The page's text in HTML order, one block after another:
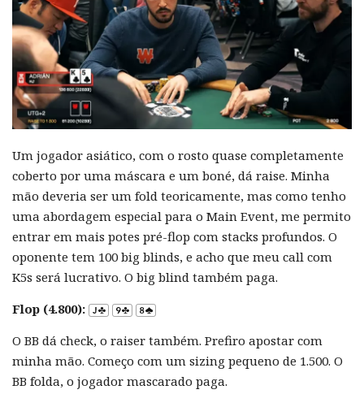
Um jogador asiático, com o rosto quase completamente
coberto por uma máscara e um boné, dá raise. Minha
mão deveria ser um fold teoricamente, mas como tenho
uma abordagem especial para o Main Event, me permito
entrar em mais potes pré-flop com stacks profundos. O
oponente tem 100 big blinds, e acho que meu call com
K5s será lucrativo. O big blind também paga.
Flop (4.800):
O BB dá check, o raiser também. Prefiro apostar com
minha mão. Começo com um sizing pequeno de 1.500. O
BB folda, o jogador mascarado paga.